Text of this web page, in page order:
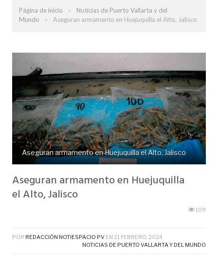
Página de inicio »
Noticias de Puerto Vallarta y del
Mundo
» Aseguran armamento en Huejuquilla el Alto, Jalisco
Aseguran armamento en Huejuquilla el Alto, Jalisco
Aseguran armamento en Huejuquilla
el Alto, Jalisco
109
POR REDACCIÓN NOTIESPACIO PV EN 21 FEBRERO, 2024
NOTICIAS DE PUERTO VALLARTA Y DEL MUNDO